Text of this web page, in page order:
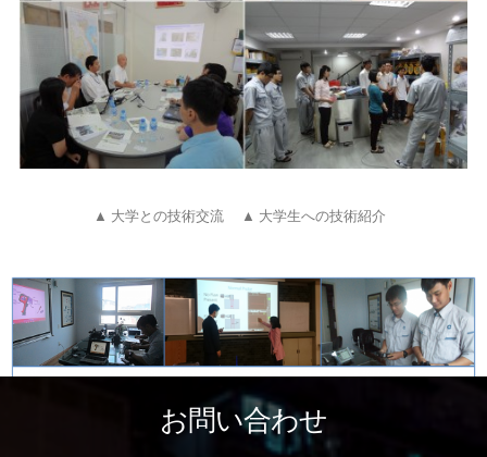
▲ 大学との技術交流 ▲ 大学生への技術紹介
お問い合わせ